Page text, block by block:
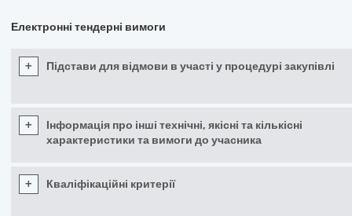
Електронні тендерні вимоги
+ Підстави для відмови в участі у процедурі закупівлі
+
Інформація про інші технічні, якісні та кількісні
характеристики та вимоги до учасника
+ Кваліфікаційні критерії